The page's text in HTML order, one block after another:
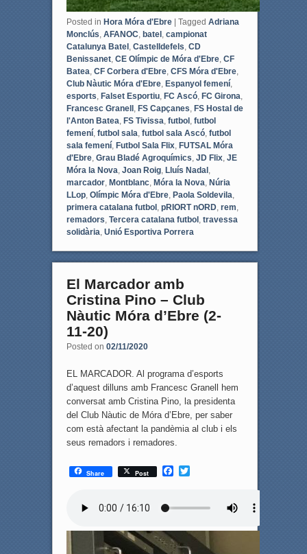
Posted in Hora Móra d'Ebre Tagged Adriana
Monclús, AFANOC, batel , campionat
Catalunya Batel , Castelldefels, CD
Benissanet, CE Olímpic de Móra d'Ebre, CF
Batea, CF Corbera d'Ebre, CFS Móra d'Ebre,
Club Nàutic Móra d'Ebre, Espanyol femení,
esports, Falset Esportiu, FC Ascó, FC Girona,
Francesc Granell , FS Capçanes, FS Hostal de
l'Anton Batea, FS Tivissa, futbol , futbol
femení, futbol sala, futbol sala Ascó, futbol
sala femení, Futbol Sala Flix, FUTSAL Móra
d'Ebre, Grau Bladé Agroquímics, JD Flix, JE
Móra la Nova, Joan Roig, Lluís Nadal ,
marcador, Montblanc, Móra la Nova, Núria
LLop, Olímpic Móra d'Ebre, Paola Soldevila,
primera catalana futbol , pRIORT nORD, rem,
remadors, Tercera catalana futbol , travessa
solidària, Unió Esportiva Porrera
El Marcador amb
Cristina Pino – Club
Nàutic Móra d’Ebre (2-
11-20)
Posted on 02/11/2020
EL MARCADOR. Al programa d’esports
d’aquest dilluns amb Francesc Granell hem
conversat amb Cristina Pino, la presidenta
del Club Nàutic de Móra d’Ebre, per saber
com està afectant la pandèmia al club i els
seus remadors i remadores.
Share Post
F
k
T
r